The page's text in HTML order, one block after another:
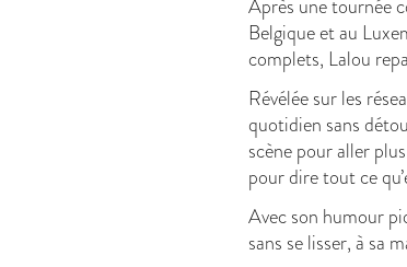
Après une tournée
Belgique et au
complets, Lalou
Révélée sur les
quotidien sans
scène pour aller
pour dire tout ce
Avec son humour
sans se lisser, à sa